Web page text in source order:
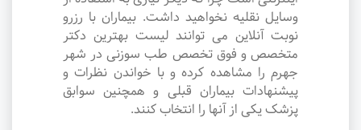
وسایل نقلیه نخواهید داشت. بیماران با رزرو
نوبت آنلاین می توانند لیست بهترین دکتر
متخصص و فوق تخصص طب سوزنی در شهر
جهرم را مشاهده کرده و با خواندن نظرات و
پیشنهادات بیماران قبلی و همچنین سوابق
پزشک یکی از آنها را انتخاب کنند.